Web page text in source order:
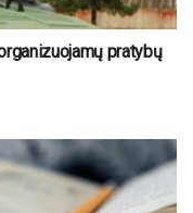
pratybų